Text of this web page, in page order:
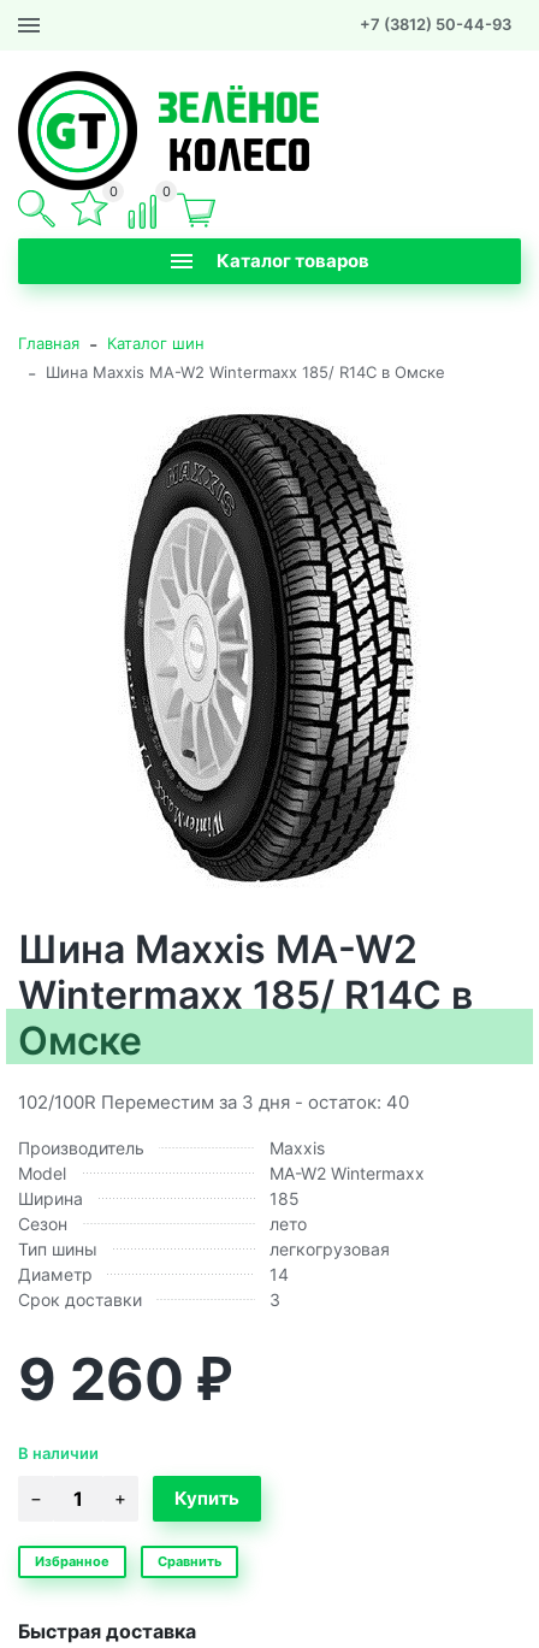
+7 (3812) 50-44-93
Каталог товаров
0 0
Главная - Каталог шин
- Шина Maxxis MA-W2 Wintermaxx 185/ R14C в Омске
Шина Maxxis MA-W2
Wintermaxx 185/ R14C в
Омске
102/100R Переместим за 3 дня - остаток: 40
Производитель
Maxxis
Model
MA-W2 Wintermaxx
Ширина
185
Сезон
лето
Тип шины
легкогрузовая
Диаметр
14
Срок доставки
3
9 260 ₽
В наличии
Избранное Сравнить
Быстрая доставка